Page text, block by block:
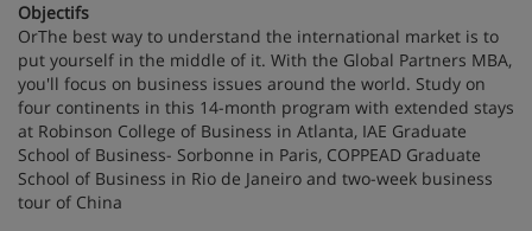
Objectifs
OrThe best way to understand the international market is to
put yourself in the middle of it. With the Global Partners MBA,
you'll focus on business issues around the world. Study on
four continents in this 14-month program with extended stays
at Robinson College of Business in Atlanta, IAE Graduate
School of Business- Sorbonne in Paris, COPPEAD Graduate
School of Business in Rio de Janeiro and two-week business
tour of China